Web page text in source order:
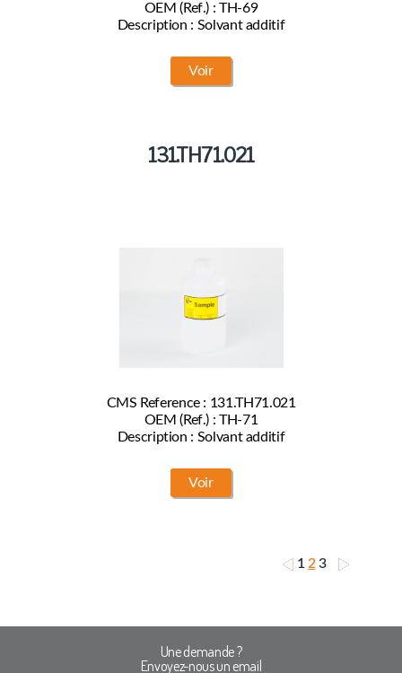
OEM (Ref.) : TH-69
Description : Solvant additif
Voir
131.TH71.021
CMS Reference : 131.TH71.021
OEM (Ref.) : TH-71
Description : Solvant additif
Voir
1 2 3
Une demande ?
Envoyez-nous un email